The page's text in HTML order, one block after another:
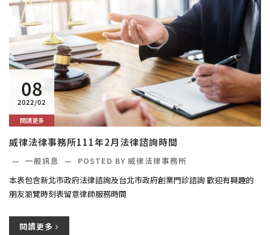
08
2022/02
閱讀更多
威律法律事務所111年2月法律諮詢時間
— 一般訊息 —
POSTED BY 威律法律事務所
本表包含新北市政府法律諮詢及台北市政府創業門診諮詢 歡迎有興趣的
朋友瀏覽時刻表留意律師服務時間
閱讀更多